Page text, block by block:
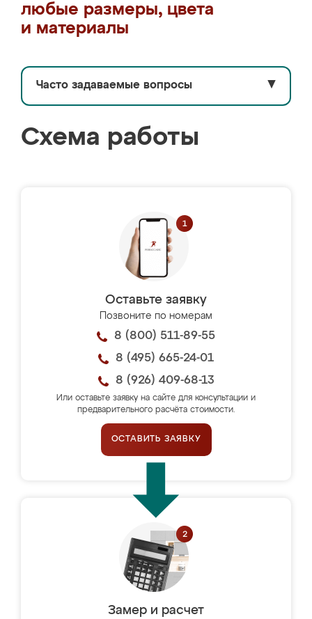
любые размеры, цвета
и материалы
Часто задаваемые вопросы ▼
Схема работы
Оставьте заявку
Позвоните по номерам
8 (800) 511-89-55
8 (495) 665-24-01
8 (926) 409-68-13
Или оставьте заявку на сайте для консультации и
предварительного расчёта стоимости.
ОСТАВИТЬ ЗАЯВКУ
Замер и расчет